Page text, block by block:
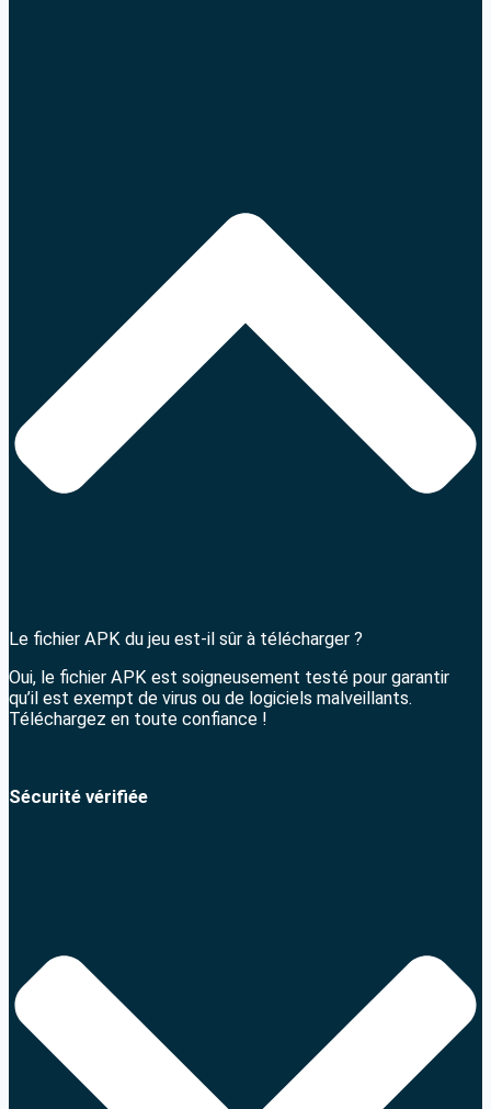
Le fichier APK du jeu est-il sûr à télécharger ?
Oui, le fichier APK est soigneusement testé pour garantir
qu’il est exempt de virus ou de logiciels malveillants.
Téléchargez en toute confiance !
Sécurité vérifiée